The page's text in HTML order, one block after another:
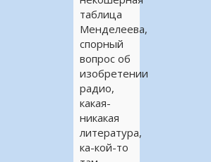
таблица
Менделеева,
спорный
вопрос об
изобретении
радио,
какая-
никакая
литература,
ка-кой-то